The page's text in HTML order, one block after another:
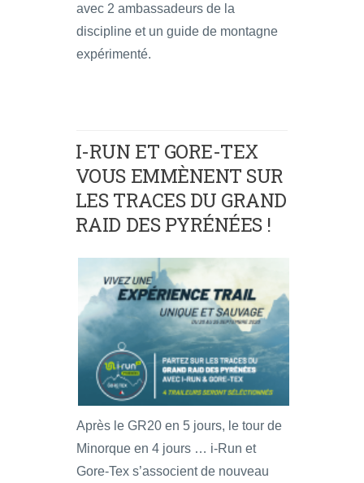
avec 2 ambassadeurs de la
discipline et un guide de montagne
expérimenté.
I-RUN ET GORE-TEX
VOUS EMMÈNENT SUR
LES TRACES DU GRAND
RAID DES PYRÉNÉES !
Après le GR20 en 5 jours, le tour de
Minorque en 4 jours … i-Run et
Gore-Tex s’associent de nouveau